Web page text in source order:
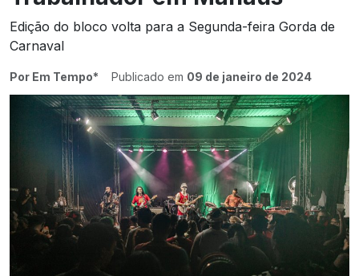
Edição do bloco volta para a Segunda-feira Gorda de
Carnaval
Por Em Tempo* Publicado em 09 de janeiro de 2024